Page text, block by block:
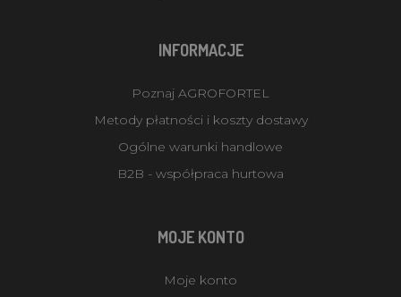
INFORMACJE
Poznaj AGROFORTEL
Metody płatności i koszty dostawy
Ogólne warunki handlowe
B2B - współpraca hurtowa
MOJE KONTO
Moje konto